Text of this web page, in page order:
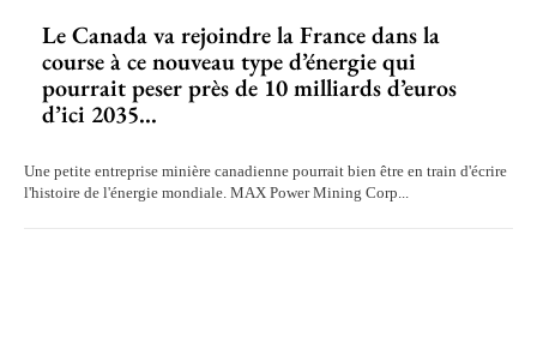
Le Canada va rejoindre la France dans la
course à ce nouveau type d’énergie qui
pourrait peser près de 10 milliards d’euros
d’ici 2035...
Une petite entreprise minière canadienne pourrait bien être en train d'écrire
l'histoire de l'énergie mondiale. MAX Power Mining Corp...